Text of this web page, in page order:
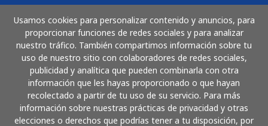
Usamos cookies para personalizar contenido y anuncios, para
proporcionar funciones de redes sociales y para analizar
nuestro tráfico. También compartimos información sobre tu
uso de nuestro sitio con colaboradores de redes sociales,
publicidad y analítica que pueden combinarla con otra
información que les hayas proporcionado o que hayan
recolectado a partir de tu uso de su servicio. Para más
información sobre nuestras prácticas de privacidad y otras
elecciones o derechos que podrías tener a tu disposición, por
Comprar
Cómo funciona
Paga con